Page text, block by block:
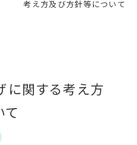
考え方及び方針等について
関する考え方
て